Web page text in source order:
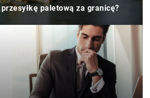
paletową za granicę?